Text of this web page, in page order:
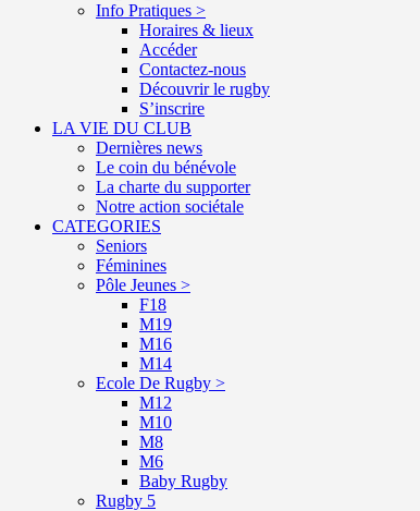
Info Pratiques >
Horaires & lieux
Accéder
Contactez-nous
Découvrir le rugby
S’inscrire
LA VIE DU CLUB
Dernières news
Le coin du bénévole
La charte du supporter
Notre action sociétale
CATEGORIES
Seniors
Féminines
Pôle Jeunes >
F18
M19
M16
M14
Ecole De Rugby >
M12
M10
M8
M6
Baby Rugby
Rugby 5